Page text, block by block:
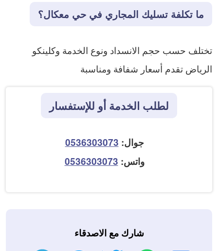
ما تكلفة تسليك المجاري في حي معكال؟
تختلف حسب حجم الانسداد ونوع الخدمة وكلينكو
الرياض تقدم أسعار شفافة ومناسبة
لطلب الخدمة أو للإستفسار
جوال: 0536303073
واتس: 0536303073
شارك مع الاصدقاء